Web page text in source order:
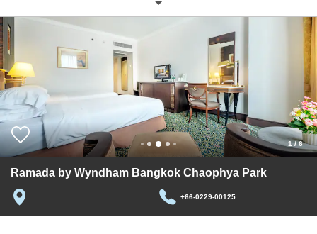
1/6
Ramada by Wyndham Bangkok Chaophya Park
+66-0229-00125